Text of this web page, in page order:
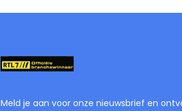
Meld je aan voor onze nieuwsbrief en